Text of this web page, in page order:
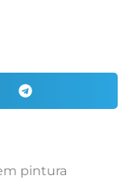
pintura